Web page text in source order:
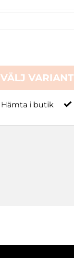
VÄLJ VARIANT
Hämta i butik